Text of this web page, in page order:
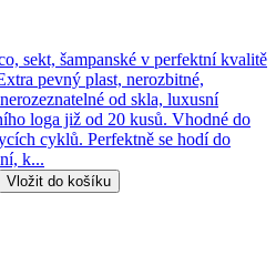
sekt, šampanské v perfektní kvalitě
pevný plast, nerozbitné,
od skla, luxusní
loga již od 20 kusů. Vhodné do
cyklů. Perfektně se hodí do
k...
Vložit do košíku